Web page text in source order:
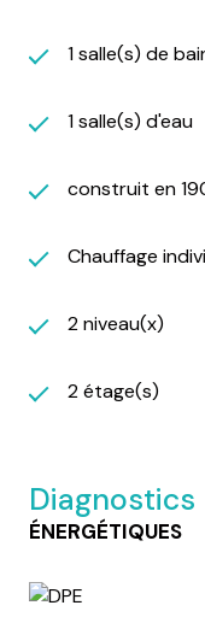
1 salle(s) de
1 salle(s) d'eau
construit en
Chauffage
2 niveau(x)
2 étage(s)
Diagnostics
ÉNERGÉTIQUES